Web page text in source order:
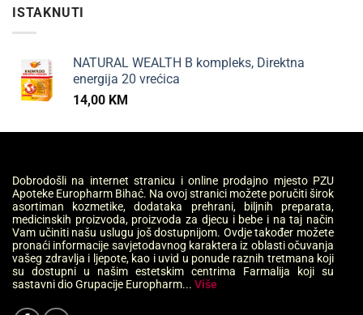
ISTAKNUTI
NATURAL WEALTH B kompleks, Direktna
energija 20 vrećica
14,00 KM
Dobrodošli na internet stranicu i online prodajno mjesto PZU
Apoteke Europharm Bihać. Na ovoj stranici možete poručiti širok
asortiman kozmetike, dodataka prehrani, biljnih preparata,
medicinskih proizvoda, proizvoda za djecu i bebe i na taj način
Vam učiniti našu uslugu još dostupnijom. Ovdje također možete
pronaći informacije savjetodavnog karaktera iz oblasti očuvanja
vašeg zdravlja i ljepote, kao i uvid u ponude raznih tretmana koji
su dostupni u našim estetskim centrima Farmalija koji su
sastavni dio Grupacije Europharm... Više